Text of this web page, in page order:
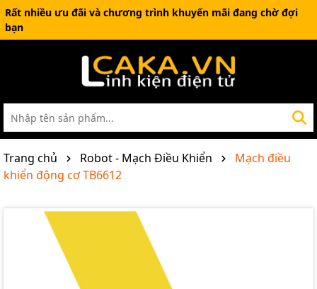
Rất nhiều ưu đãi và chương trình khuyến mãi đang chờ đợi
bạn
Trang chủ Robot - Mạch Điều Khiển
Mạch điều
khiển động cơ TB6612